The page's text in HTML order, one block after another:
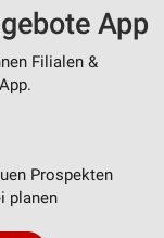
App
Filialen &
Prospekten
planen